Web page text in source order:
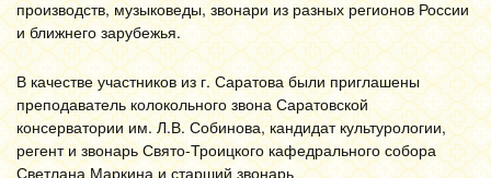
производств, музыковеды, звонари из разных регионов России
и ближнего зарубежья.
В качестве участников из г. Саратова были приглашены
преподаватель колокольного звона Саратовской
консерватории им. Л.В. Собинова, кандидат культурологии,
регент и звонарь Свято-Троицкого кафедрального собора
Светлана Маркина и старший звонарь